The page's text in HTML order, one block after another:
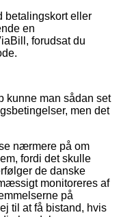
betalingskort eller
en
forudsat du
kunne man sådan set
men det
nærmere på om
fordi det skulle
de danske
monitoreres af
på
til at få bistand, hvis